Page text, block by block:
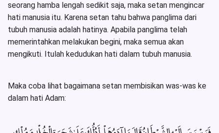
seorang hamba lengah sedikit saja, maka setan mengincar
hati manusia itu. Karena setan tahu bahwa panglima dari
tubuh manusia adalah hatinya. Apabila panglima telah
memerintahkan melakukan begini, maka semua akan
mengikuti. Itulah kedudukan hati dalam tubuh manusia.
Maka coba lihat bagaimana setan membisikan was-was ke
dalam hati Adam: